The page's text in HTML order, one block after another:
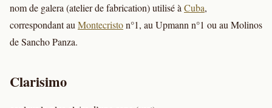
nom de galera (atelier de fabrication) utilisé à Cuba,
correspondant au Montecriston°1, au Upmann n°1 ou au Molinos
de Sancho Panza.
Clarisimo